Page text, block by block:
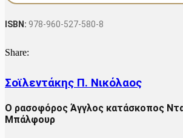
Νταίηβιντ
ISBN: 978-960-527-580-8
Share:
Σοϊλεντάκης Π. Νικόλαος
Ο ρασοφόρος Άγγλος κατάσκοπος
Μπάλφουρ